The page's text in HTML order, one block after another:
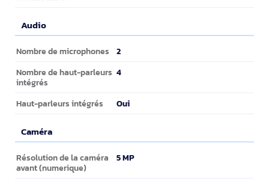
Audio
Audio
Nombre de microphones 2
Nombre de haut-parleurs
intégrés
4
Haut-parleurs intégrés Oui
Caméra
Caméra
Résolution de la caméra
avant (numerique)
5 MP